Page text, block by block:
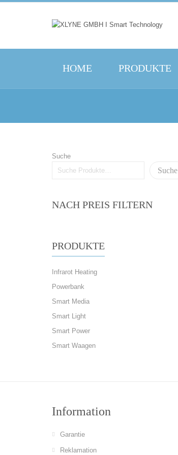
HOME PRODUKTE
Suche
Suche
NACH PREIS FILTERN
PRODUKTE
Infrarot Heating
Powerbank
Smart Media
Smart Light
Smart Power
Smart Waagen
Information
Garantie
Reklamation